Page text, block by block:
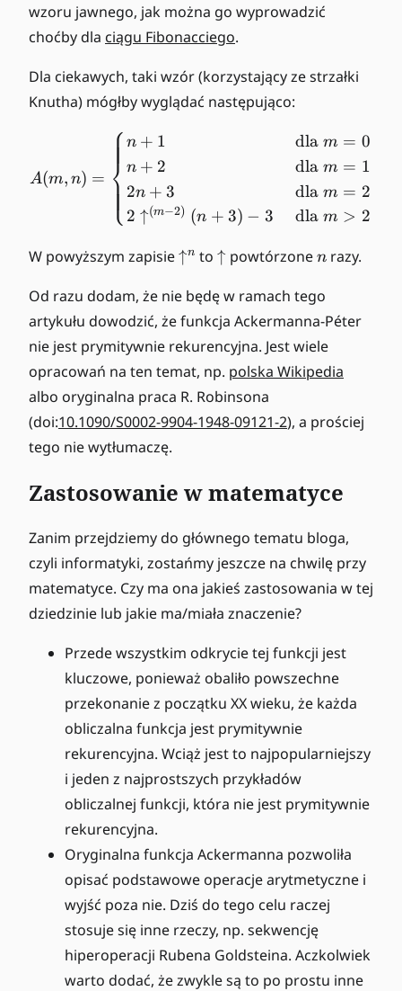
wzoru jawnego, jak można go wyprowadzić
choćby dla ciągu Fibonacciego.
Dla ciekawych, taki wzór (korzystający ze strzałki
Knutha) mógłby wyglądać następująco:
A(m,n) =
A(m, n) =
⎩
⎨
⎧ n + 1
n + 2
2n + 3
2 ↑(m−2) (n + 3) − 3
dla m = 0
dla m = 1
dla m = 2
dla m > 2
W powyższym zapisie\
p
a
rr
o
w
^
n
↑n to \
p
a
rr
o
w
↑ powtórzonen
n razy.
Od razu dodam, że nie będę w ramach tego
artykułu dowodzić, że funkcja Ackermanna-Péter
nie jest prymitywnie rekurencyjna. Jest wiele
opracowań na ten temat, np. polska Wikipedia
albo oryginalna praca R. Robinsona
(doi:10.1090/S0002-9904-1948-09121-2), a prościej
tego nie wytłumaczę.
Zastosowanie w matematyce
Zanim przejdziemy do głównego tematu bloga,
czyli informatyki, zostańmy jeszcze na chwilę przy
matematyce. Czy ma ona jakieś zastosowania w tej
dziedzinie lub jakie ma/miała znaczenie?
Przede wszystkim odkrycie tej funkcji jest
kluczowe, ponieważ obaliło powszechne
przekonanie z początku XX wieku, że każda
obliczalna funkcja jest prymitywnie
rekurencyjna. Wciąż jest to najpopularniejszy
i jeden z najprostszych przykładów
obliczalnej funkcji, która nie jest prymitywnie
rekurencyjna.
Oryginalna funkcja Ackermanna pozwoliła
opisać podstawowe operacje arytmetyczne i
wyjść poza nie. Dziś do tego celu raczej
stosuje się inne rzeczy, np. sekwencję
hiperoperacji Rubena Goldsteina. Aczkolwiek
warto dodać, że zwykle są to po prostu inne